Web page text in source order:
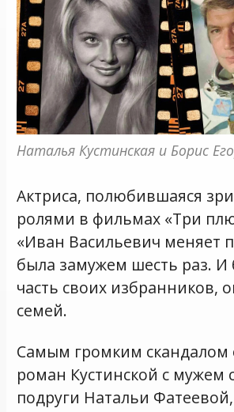
Наталья Кустинская и Борис
Актриса, полюбившаяся
ролями в фильмах «Три
«Иван Васильевич меняет
была замужем шесть раз.
часть своих избранников,
семей.
Самым громким скандалом
роман Кустинской с мужем
подруги Натальи Фатеевой,